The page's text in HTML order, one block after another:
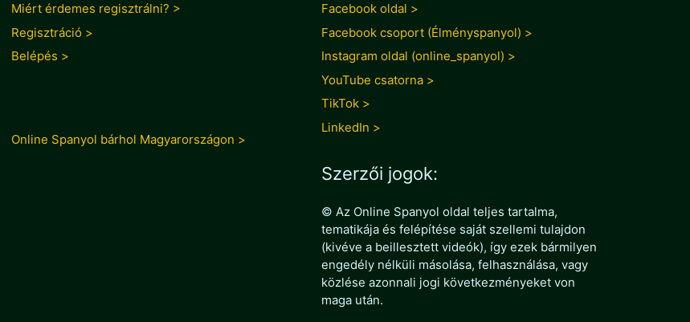
Miért érdemes regisztrálni? >
Regisztráció >
Belépés >
Online Spanyol bárhol Magyarországon >
Facebook oldal >
Facebook csoport (Élményspanyol) >
Instagram oldal (online_spanyol) >
YouTube csatorna >
TikTok >
LinkedIn >
Szerzői jogok:
© Az Online Spanyol oldal teljes tartalma,
tematikája és felépítése saját szellemi tulajdon
(kivéve a beillesztett videók), így ezek bármilyen
engedély nélküli másolása, felhasználása, vagy
közlése azonnali jogi következményeket von
maga után.